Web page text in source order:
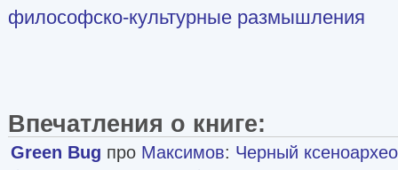
философско-культурные размышления
Впечатления о книге:
Green Bug про Максимов: Черный